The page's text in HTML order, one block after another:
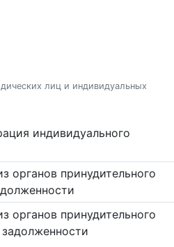
лиц и индивидуальных
индивидуального
органов принудительного
органов принудительного